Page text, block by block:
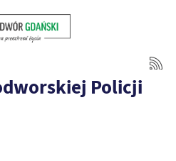
Policji